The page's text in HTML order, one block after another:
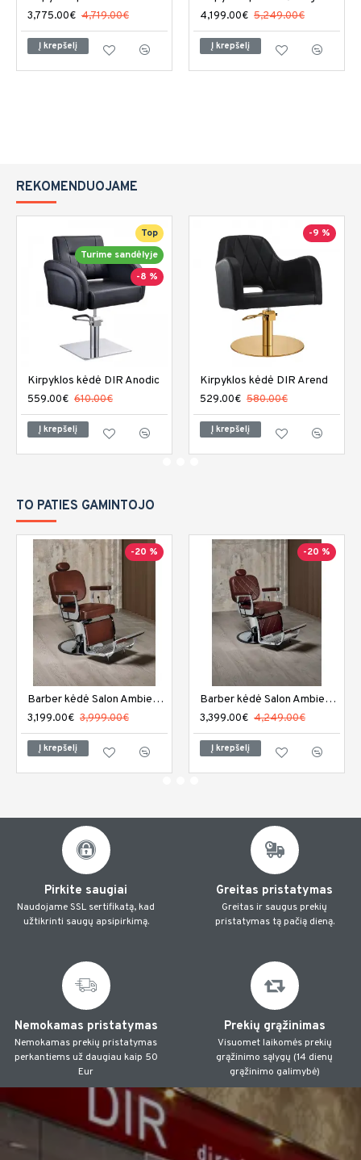
3,775.00€ 4,719.00€
Į krepšelį
4,199.00€ 5,249.00€
Į krepšelį
REKOMENDUOJAME
Top
Turime sandėlyje
-8 %
Kirpyklos kėdė DIR Anodic
559.00€ 610.00€
Į krepšelį
-9 %
Kirpyklos kėdė DIR Arend
529.00€ 580.00€
Į krepšelį
TO PATIES GAMINTOJO
-20 %
Barber kėdė Salon Ambience Elite
3,199.00€ 3,999.00€
Į krepšelį
-20 %
Barber kėdė Salon Ambience Elite plius
3,399.00€ 4,249.00€
Į krepšelį
Pirkite saugiai
Naudojame SSL sertifikatą, kad
užtikrinti saugų apsipirkimą.
Greitas pristatymas
Greitas ir saugus prekių
pristatymas tą pačią dieną.
Nemokamas pristatymas
Nemokamas prekių pristatymas
perkantiems už daugiau kaip 50
Eur
Prekių grąžinimas
Visuomet laikomės prekių
grąžinimo sąlygų (14 dienų
grąžinimo galimybė)